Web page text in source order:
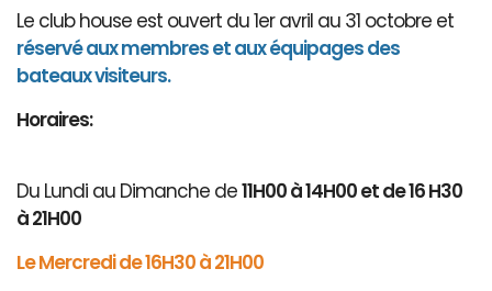
Le club house est ouvert du 1er avril au 31 octobre et
réservé aux membres et aux équipages des
bateaux visiteurs.
Horaires:
Du Lundi au Dimanche de11H00 à 14H00 et de 16 H30
à 21H00
Le Mercredi de 16H30 à 21H00